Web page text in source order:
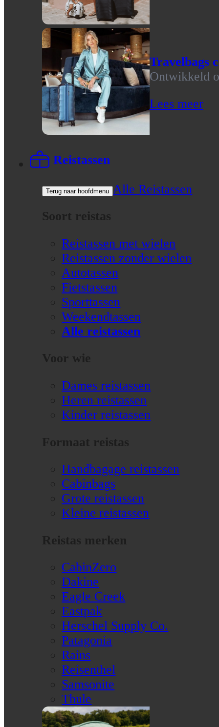
Travelbags
Ontwikkeld
Lees meer
Reistassen
Terug naar hoofdmenu
Alle Reistassen
Soort reistas
Reistassen met wielen
Reistassen zonder wielen
Autotassen
Fietstassen
Sporttassen
Weekendtassen
Alle reistassen
Voor wie
Dames reistassen
Heren reistassen
Kinder reistassen
Formaat reistas
Handbagage reistassen
Cabinbags
Grote reistassen
Kleine reistassen
Reistas merken
CabinZero
Dakine
Eagle Creek
Eastpak
Herschel Supply Co.
Patagonia
Rains
Reisenthel
Samsonite
Thule